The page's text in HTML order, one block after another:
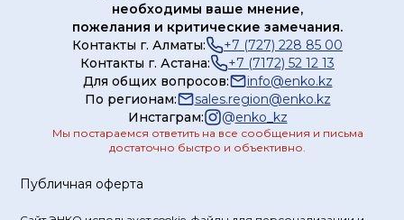
автоматического
открытия или закрытия
клапана при
достижении
установленного
значения.
Конструкция и принцип
Публичная оферта
необходимы ваше мнение,
пожелания и критические замечания.
Контакты г. Алматы:
+7 (727) 228 85 00
Контакты г. Астана:
+7 (7172) 52 12 13
Для общих вопросов:
info@enko.kz
По регионам:
sales.region@enko.kz
Инстаграм:
@enko_kz
Мы постараемся ответить на все сообщения и письма
достаточно быстро и объективно.